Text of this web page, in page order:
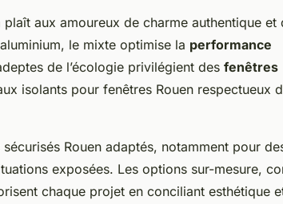
plaît aux amoureux de charme authentique et
le mixte optimise la performance
de l’écologie privilégient des fenêtres
isolants pour fenêtres Rouen respectueux
Rouen adaptés, notamment pour
exposées. Les options sur-mesure,
chaque projet en conciliant esthétique